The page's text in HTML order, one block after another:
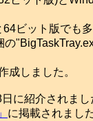
ビット版でも
しました。
に紹介されまし
に掲載されまし